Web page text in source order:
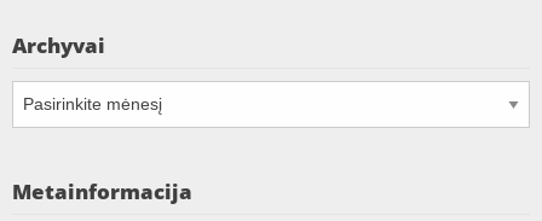
Archyvai
Metainformacija